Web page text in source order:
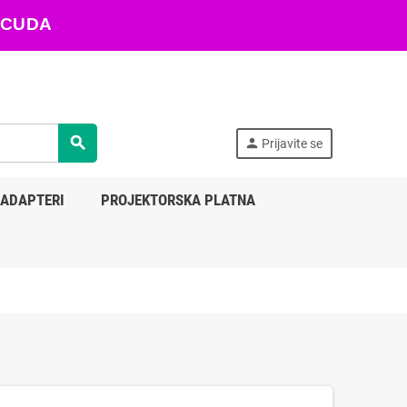
search person Prijavite se
PROJEKTORSKA PLATNA